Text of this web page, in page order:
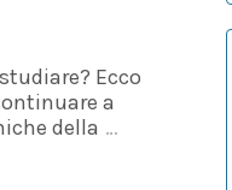
Ecco
a
della …